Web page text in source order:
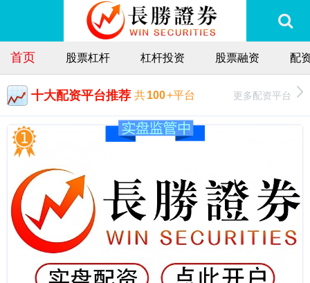
首页 股票杠杆 杠杆投资 股票融资 配
十大配资平台推荐 共100+平台 更多配资平台